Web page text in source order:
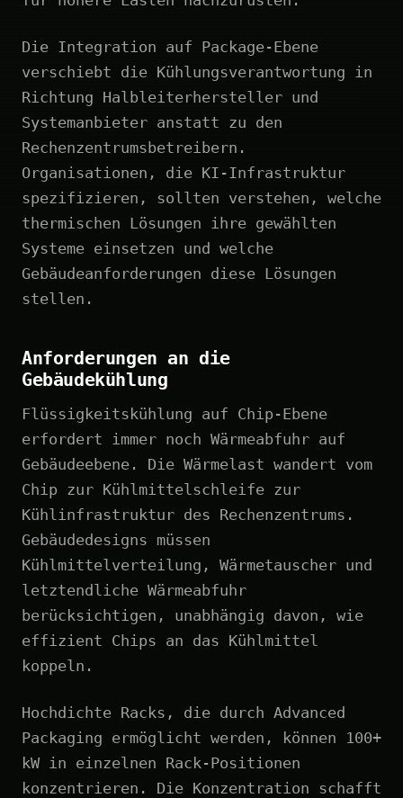
Die Integration auf Package-Ebene
verschiebt die Kühlungsverantwortung in
Richtung Halbleiterhersteller und
Systemanbieter anstatt zu den
Rechenzentrumsbetreibern.
Organisationen, die KI-Infrastruktur
spezifizieren, sollten verstehen, welche
thermischen Lösungen ihre gewählten
Systeme einsetzen und welche
Gebäudeanforderungen diese Lösungen
stellen.
Anforderungen an die
Gebäudekühlung
Flüssigkeitskühlung auf Chip-Ebene
erfordert immer noch Wärmeabfuhr auf
Gebäudeebene. Die Wärmelast wandert vom
Chip zur Kühlmittelschleife zur
Kühlinfrastruktur des Rechenzentrums.
Gebäudedesigns müssen
Kühlmittelverteilung, Wärmetauscher und
letztendliche Wärmeabfuhr
berücksichtigen, unabhängig davon, wie
effizient Chips an das Kühlmittel
koppeln.
Hochdichte Racks, die durch Advanced
Packaging ermöglicht werden, können 100+
kW in einzelnen Rack-Positionen
konzentrieren. Die Konzentration schafft